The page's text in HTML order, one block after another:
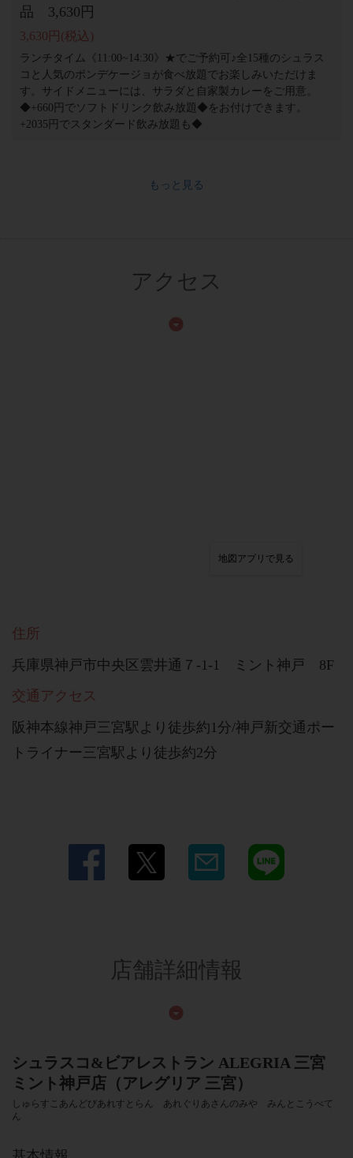
品 3,630円
3,630円 (税込)
ランチタイム《11:00~14:30》★でご予約可♪全15種のシュラス
コと人気のポンデケージョが食べ放題でお楽しみいただけま
す。サイドメニューには、サラダと自家製カレーをご用意。
◆+660円でソフトドリンク飲み放題◆をお付けできます。
+2035円でスタンダード飲み放題も◆
もっと見る
アクセス
地図アプリで見る
住所
兵庫県神戸市中央区雲井通７-1-1 ミント神戸 8F
交通アクセス
阪神本線神戸三宮駅より徒歩約1分/神戸新交通ポー
トライナー三宮駅より徒歩約2分
店舗詳細情報
シュラスコ&ビアレストラン ALEGRIA 三宮
ミント神戸店（アレグリア 三宮）
しゅらすこあんどびあれすとらん あれぐりあさんのみや みんとこうべて
ん